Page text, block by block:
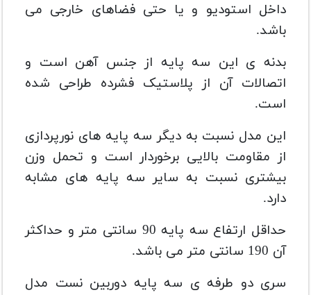
داخل استودیو و یا حتی فضاهای خارجی می
باشد.
بدنه ی این سه پایه از جنس آهن است و
اتصالات آن از پلاستیک فشرده طراحی شده
است.
این مدل نسبت به دیگر سه پایه های نورپردازی
از مقاومت بالایی برخوردار است و تحمل وزن
بیشتری نسبت به سایر سه پایه های مشابه
دارد.
حداقل ارتفاع سه پایه 90 سانتی متر و حداکثر
آن 190 سانتی متر می باشد.
سری دو طرفه ی سه پايه دوربین نست مدل